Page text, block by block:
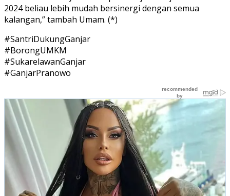
2024 beliau lebih mudah bersinergi dengan semua
kalangan,” tambah Umam. (*)
#SantriDukungGanjar
#BorongUMKM
#SukarelawanGanjar
#GanjarPranowo